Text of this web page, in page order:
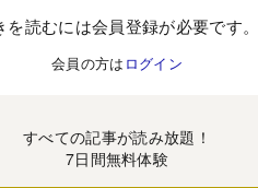
を読むには会員登録が必要です。
会員の方は ログイン
すべての記事が読み放題！
7日間無料体験